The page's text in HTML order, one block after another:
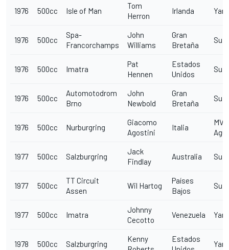
1976 500cc Isle of Man
Tom
Herron
Irlanda
1976 500cc
Spa-
Francorchamps
John
Williams
Gran
Bretaña
1976 500cc Imatra
Pat
Hennen
Estados
Unidos
1976 500cc
Automotodrom
Brno
John
Newbold
Gran
Bretaña
1976 500cc Nurburgring
Giacomo
Agostini
Italia
MV
1977 500cc Salzburgring
Jack
Findlay
Australia
1977 500cc
TT Circuit
Assen
Wil Hartog
Países
Bajos
1977 500cc Imatra
Johnny
Cecotto
Venezuela
1978 500cc Salzburgring
Kenny
Estados